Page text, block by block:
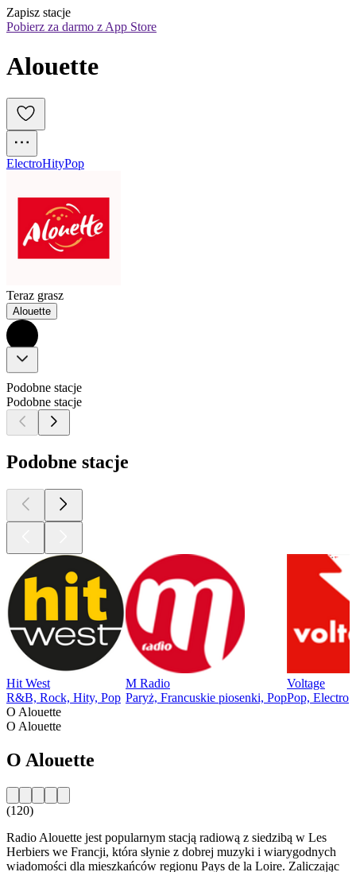
Zapisz stacje
Pobierz za darmo z App Store
Alouette
ElectroHityPop
Teraz grasz
Alouette
Podobne stacje
Podobne stacje
Podobne stacje
Hit West
R&B, Rock, Hity, Pop
M Radio
Paryż, Francuskie piosenki, Pop
Voltage
Pop, Electro
O Alouette
O Alouette
O Alouette
(120)
Radio Alouette jest popularnym stacją radiową z siedzibą w Les
Herbiers we Francji, która słynie z dobrej muzyki i wiarygodnych
wiadomości dla mieszkańców regionu Pays de la Loire. Zaliczając